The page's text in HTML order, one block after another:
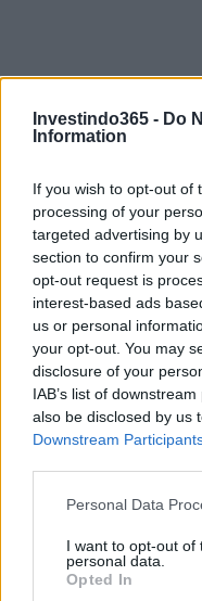
Investindo365 - Do
Information
If you wish to opt-out of
processing of your
targeted advertising by
section to confirm your
opt-out request is
interest-based ads
us or personal
your opt-out. You may
disclosure of your
IAB’s list of
also be disclosed by us
Downstream
Please note that this
not limited to your visit
grant or deny consent
use your data for below
Personal Data
I want to opt-out of
personal data.
Opted In
Continue lendo
NEWS
Como as
Bruno Costa · 6 ago 2026